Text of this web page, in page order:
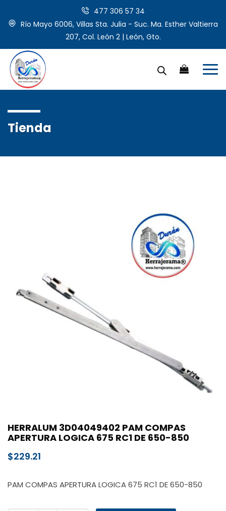
477 306 57 34
Río Mayo 6006, Villas Sta. Julia - Suc. Ma. Esther Valtierra
207, Col. León 2 | León, Gto.
Tienda
HERRALUM 3D04049402 PAM COMPAS
APERTURA LOGICA 675 RC1 DE 650-850
$229.21
PAM COMPAS APERTURA LOGICA 675 RC1 DE 650-850